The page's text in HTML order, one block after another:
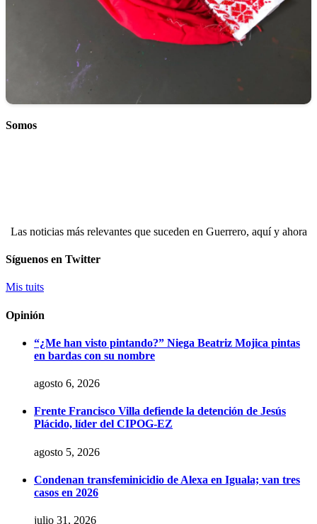
Somos
Las noticias más relevantes que suceden en Guerrero, aquí y ahora
Síguenos en Twitter
Mis tuits
Opinión
“¿Me han visto pintando?” Niega Beatriz Mojica pintas
en bardas con su nombre
agosto 6, 2026
Frente Francisco Villa defiende la detención de Jesús
Plácido, líder del CIPOG-EZ
agosto 5, 2026
Condenan transfeminicidio de Alexa en Iguala; van tres
casos en 2026
julio 31, 2026